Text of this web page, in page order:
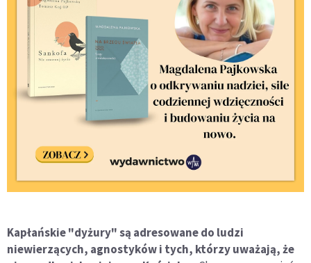
Kapłańskie "dyżury" są adresowane do ludzi
niewierzących, agnostyków i tych, którzy uważają, że